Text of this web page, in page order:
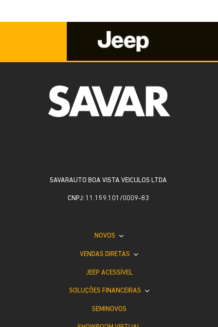
SAVARAUTO BOA VISTA VEICULOS LTDA
CNPJ: 11.159.101/0009-83
NOVOS
VENDAS DIRETAS
JEEP ACESSÍVEL
SOLUÇÕES FINANCEIRAS
SEMINOVOS